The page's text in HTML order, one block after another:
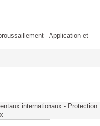
- Application et
internationaux - Protection